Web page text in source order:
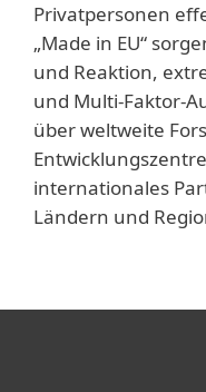
Privatpersonen
„Made in EU“
und Reaktion,
und Multi-Faktor-
über weltweite
internationales
Ländern und